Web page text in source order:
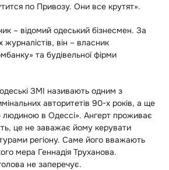
по Привозу. Они все крутят».
– відомий одеський бізнесмен. За
журналістів, він – власник
та будівельної фірми
ЗМІ називають одним з
авторитетів 90-х років, а ще
людиною в Одессі». Ангерт проживає
це не заважає йому керувати
регіону. Саме його вважають
мера Геннадія Труханова.
не заперечує.